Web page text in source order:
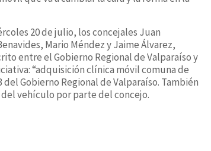
20 de julio, los concejales Juan
Mario Méndez y Jaime Álvarez,
entre el Gobierno Regional de Valparaíso y
“adquisición clínica móvil comuna de
Gobierno Regional de Valparaíso. También
vehículo por parte del concejo.